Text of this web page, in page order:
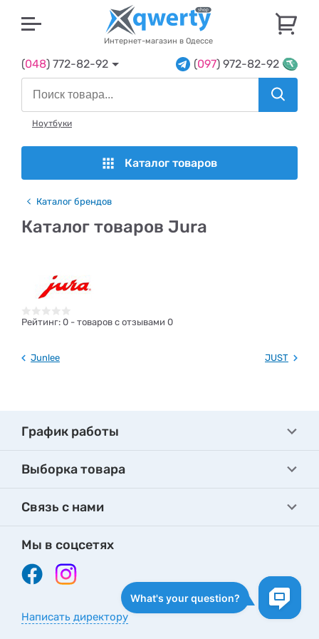
Интернет-магазин в Одессе
(048) 772-82-92 (097) 972-82-92
Ноутбуки
Каталог товаров
Каталог брендов
Каталог товаров Jura
Рейтинг: 0 - товаров с отзывами 0
Junlee JUST
График работы
Выборка товара
Связь с нами
Мы в соцсетях
Написать директору